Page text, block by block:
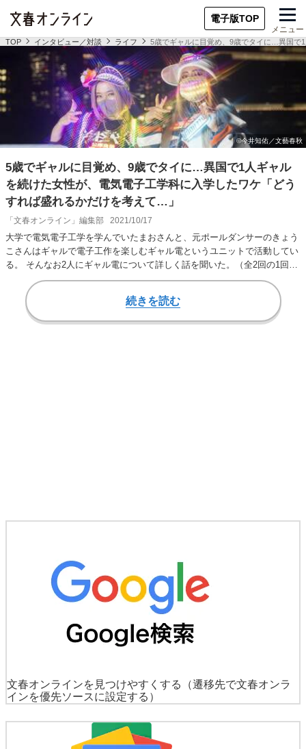
電子版TOP
メニュー
TOP インタビュー／対談 ライフ 5歳でギャルに目覚め、9歳でタイに…異国で
5歳でギャルに目覚め、9歳でタイに…異国で1人ギャル
を続けた女性が、電気電子工学科に入学したワケ「どう
すれば盛れるかだけを考えて…」
「文春オンライン」編集部 2021/10/17
大学で電気電子工学を学んでいたまおさんと、元ポールダンサーのきょう
こさんはギャルで電子工作を楽しむギャル電というユニットで活動してい
る。 そんなお2人にギャル電について詳しく話を聞いた。（全2回の1回目
／後編を読む…
続きを読む
文春オンラインを見つけやすくする
（遷移先で文春オンラ
インを優先ソースに設定する）